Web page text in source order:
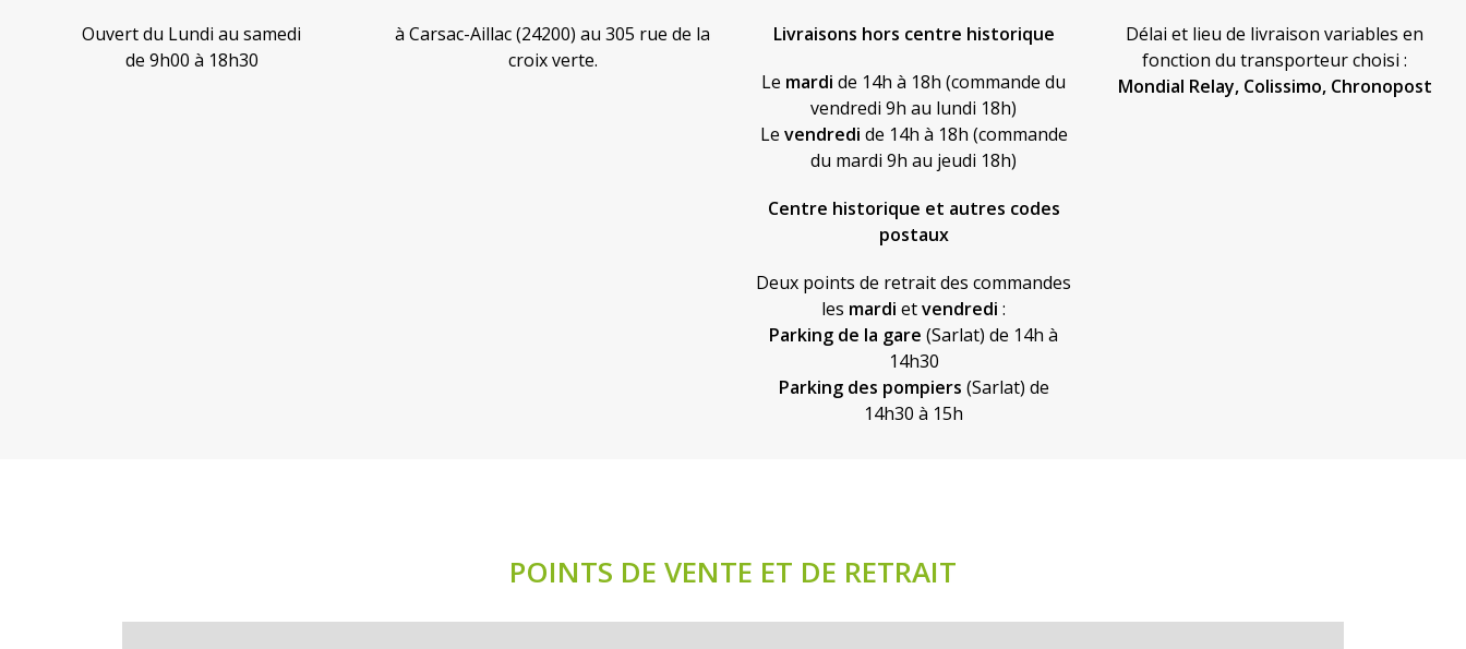
Ouvert du Lundi au samedi
de 9h00 à 18h30
à Carsac-Aillac (24200) au 305 rue de la
croix verte.
Livraisons hors centre historique
Le mardi de 14h à 18h (commande du
vendredi 9h au lundi 18h)
Le vendredi de 14h à 18h (commande
du mardi 9h au jeudi 18h)
Centre historique et autres codes
postaux
Deux points de retrait des commandes
les mardi etvendredi :
Parking de la gare (Sarlat) de 14h à
14h30
Parking des pompiers (Sarlat) de
14h30 à 15h
Délai et lieu de livraison variables en
fonction du transporteur choisi :
Mondial Relay, Colissimo, Chronopost
POINTS DE VENTE ET DE RETRAIT